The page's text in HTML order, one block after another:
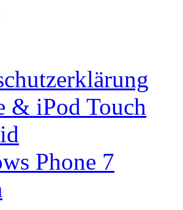
& iPod Touch
Phone 7